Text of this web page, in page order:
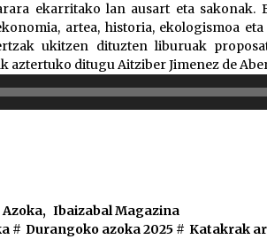
ekarritako lan ausart eta sakonak.
artea, historia, ekologismoa
ukitzen dituzten liburuak
aztertuko ditugu Aitziber Jimenez de
, Ibaizabal Magazina
# Durangoko azoka 2025 # Katakrak